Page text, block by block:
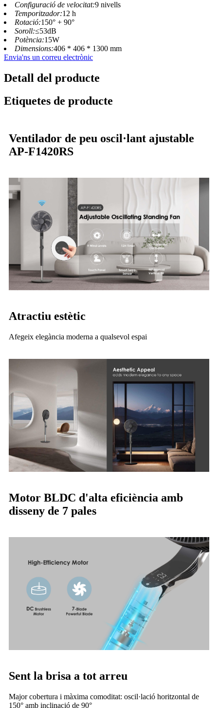
Configuració de velocitat:9 nivells
Temporitzador:12 h
Rotació:150° + 90°
Soroll:≤53dB
Potència:15W
Dimensions:406 * 406 * 1300 mm
Envia'ns un correu electrònic
Detall del producte
Etiquetes de producte
Ventilador de peu oscil·lant ajustable
AP-F1420RS
Atractiu estètic
Afegeix elegància moderna a qualsevol espai
Motor BLDC d'alta eficiència amb
disseny de 7 pales
Sent la brisa a tot arreu
Major cobertura i màxima comoditat: oscil·lació horitzontal de
150° amb inclinació de 90°